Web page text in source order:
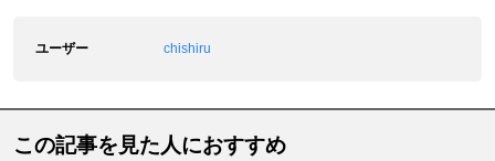
ユーザー chishiru
この記事を見た人におすすめ